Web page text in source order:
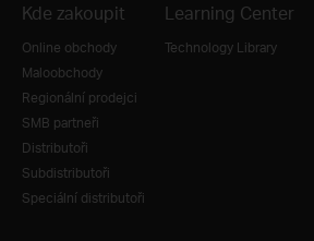
Kde zakoupit
Online obchody
Maloobchody
Regionální prodejci
SMB partneři
Distributoři
Subdistributoři
Speciální distributoři
Learning Center
Technology Library